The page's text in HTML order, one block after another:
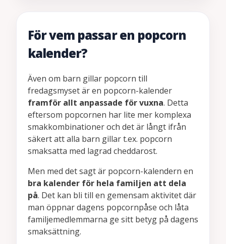
För vem passar en popcorn
kalender?
Även om barn gillar popcorn till
fredagsmyset är en popcorn-kalender
framför allt anpassade för vuxna. Detta
eftersom popcornen har lite mer komplexa
smakkombinationer och det är långt ifrån
säkert att alla barn gillar t.ex. popcorn
smaksatta med lagrad cheddarost.
Men med det sagt är popcorn-kalendern en
bra kalender för hela familjen att dela
på. Det kan bli till en gemensam aktivitet där
man öppnar dagens popcornpåse och låta
familjemedlemmarna ge sitt betyg på dagens
smaksättning.